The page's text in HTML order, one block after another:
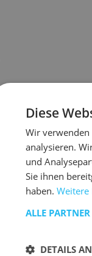
Diese
Wir verwenden
analysieren.
und
Sie ihnen
haben.
ALLE
DETAILS